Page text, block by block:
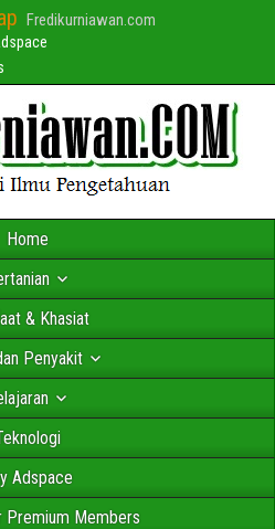
Fredikurniawan.com
Home
& Khasiat
Penyakit
Adspace
Premium Members